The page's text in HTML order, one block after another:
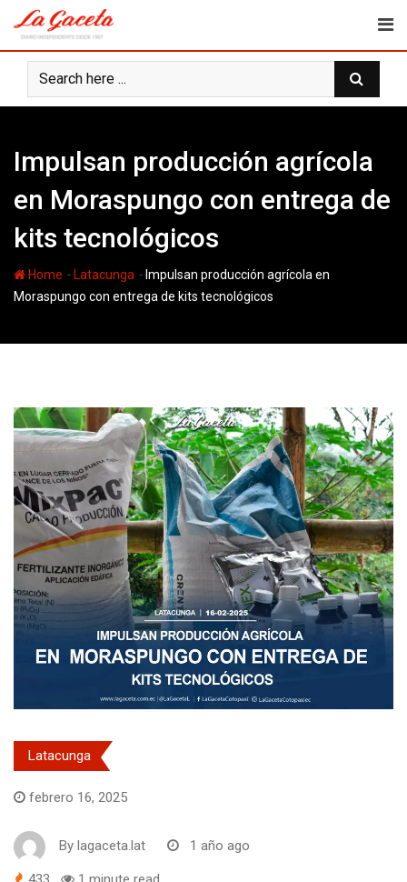
content
Impulsan producción agrícola
en Moraspungo con entrega de
kits tecnológicos
Home - Latacunga - Impulsan producción agrícola en
Moraspungo con entrega de kits tecnológicos
Latacunga
febrero 16, 2025
By lagaceta.lat 1 año ago